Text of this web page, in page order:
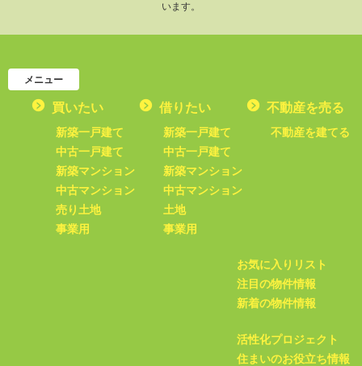
います。
メニュー
買いたい
新築一戸建て
中古一戸建て
新築マンション
中古マンション
売り土地
事業用
借りたい
新築一戸建て
中古一戸建て
新築マンション
中古マンション
土地
事業用
不動産を売る
不動産を建てる
お気に入りリスト
注目の物件情報
新着の物件情報
活性化プロジェクト
住まいのお役立ち情報